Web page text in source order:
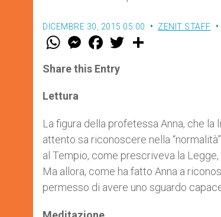
DICEMBRE 30, 2015 05:00 ZENIT STAFF
W
t
s
p
p
M
e
s
e
F
a
e
b
w
Share this Entry
Lettura
La figura della profetessa Anna, che
attento sa riconoscere nella
al Tempio, come prescriveva la
Ma allora, come ha fatto Anna a
permesso di avere uno sguardo